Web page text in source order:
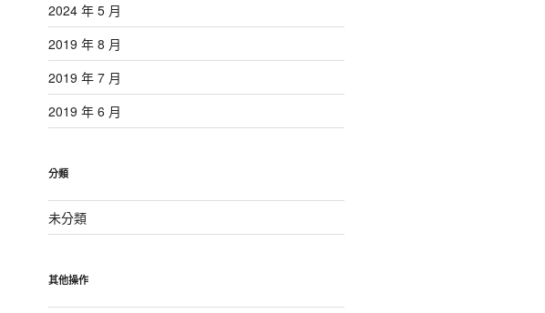
2024 年 5 月
2019 年 8 月
2019 年 7 月
2019 年 6 月
分類
未分類
其他操作